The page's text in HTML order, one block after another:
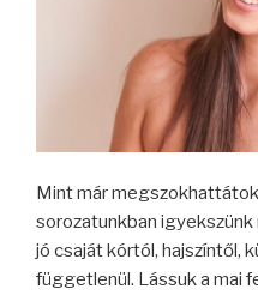
Mint már
sorozatunkban
jó csaját kórtól, hajszíntől,
függetlenül. Lássuk a mai